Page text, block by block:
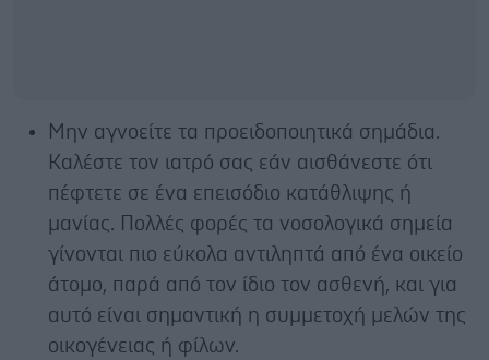
Μην αγνοείτε τα προειδοποιητικά σημάδια.
Καλέστε τον ιατρό σας εάν αισθάνεστε ότι
πέφτετε σε ένα επεισόδιο κατάθλιψης ή
μανίας. Πολλές φορές τα νοσολογικά σημεία
γίνονται πιο εύκολα αντιληπτά από ένα οικείο
άτομο, παρά από τον ίδιο τον ασθενή, και για
αυτό είναι σημαντική η συμμετοχή μελών της
οικογένειας ή φίλων.